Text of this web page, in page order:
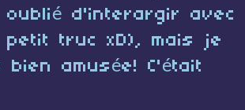
d'interargir avec
truc xD), mais je
bien amusée! C'était